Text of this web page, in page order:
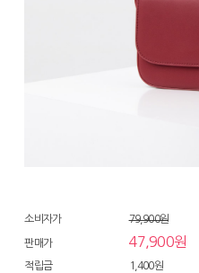
소비자가 79,900원
판매가 47,900원
적립금 1,400원